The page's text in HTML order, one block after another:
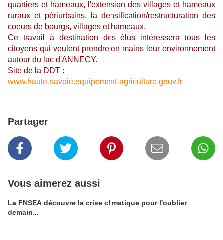
quartiers et hameaux, l'extension des villages et hameaux
ruraux et périurbains, la densification/restructuration des
coeurs de bourgs, villages et hameaux.
Ce travail à destination des élus intéressera tous les
citoyens qui veulent prendre en mains leur environnement
autour du lac d'ANNECY.
Site de la DDT :
www.haute-savoie.equipement-agriculture.gouv.fr
Partager
Vous aimerez aussi
La FNSEA découvre la crise climatique pour l'oublier
demain...